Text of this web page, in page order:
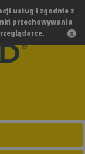
usług i zgodnie z
przechowywania